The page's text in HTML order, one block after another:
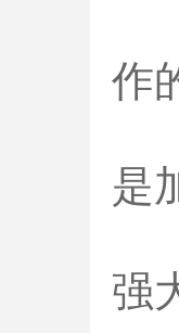
作
是
强